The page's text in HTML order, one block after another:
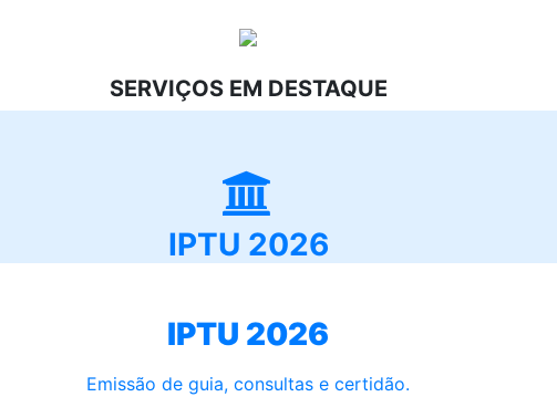
SERVIÇOS EM DESTAQUE
IPTU 2026
IPTU 2026
Emissão de guia, consultas e certidão.